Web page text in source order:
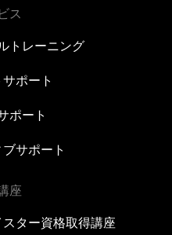
ス
トレーニング
ポート
ポート
サポート
座
ター資格取得講座